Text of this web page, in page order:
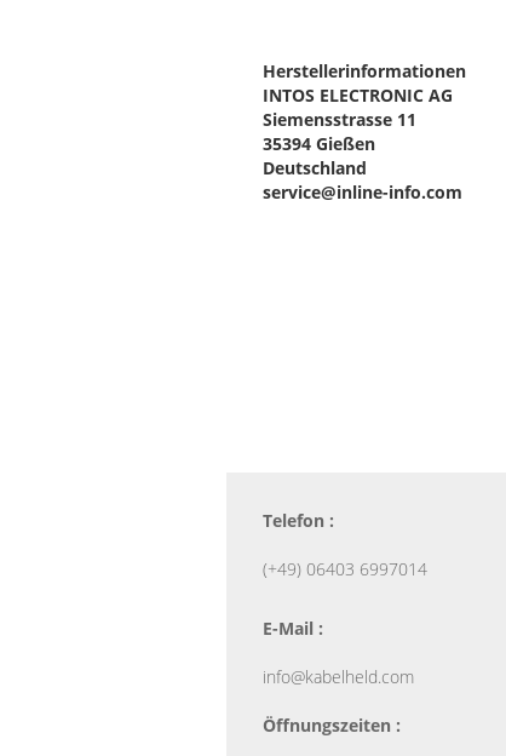
Herstellerinformationen
INTOS ELECTRONIC AG
Siemensstrasse 11
35394 Gießen
Deutschland
service@inline-info.com
Telefon :
(+49) 06403 6997014
E-Mail :
info@kabelheld.com
Öffnungszeiten :